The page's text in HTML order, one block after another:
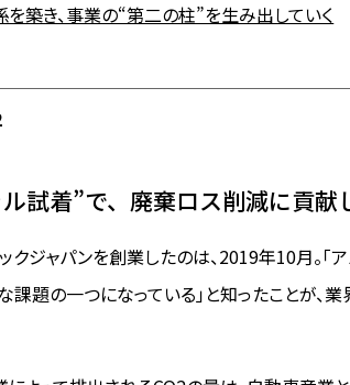
築き、事業の“第二の柱”を生み出していく
試着”で、廃棄ロス削減に貢献
クジャパンを創業したのは、2019年10月。「
課題の一つになっている」と知ったことが、